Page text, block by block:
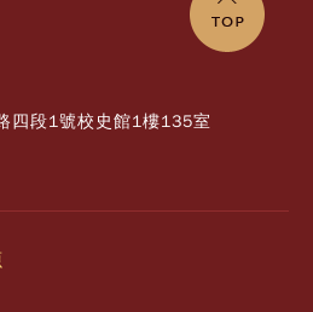
四段1號校史館1樓135室